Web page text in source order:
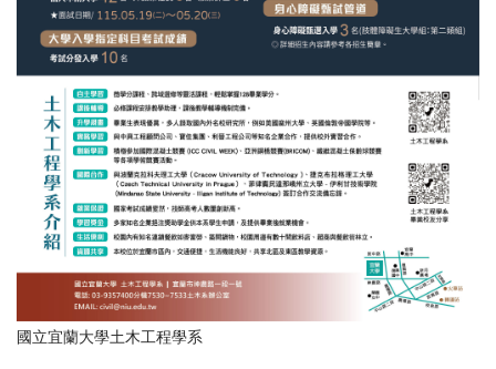
國立宜蘭大學土木工程學系